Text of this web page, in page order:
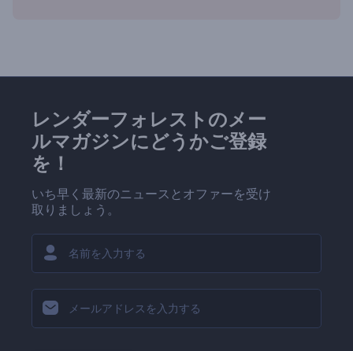
レンダーフォレストのメー
ルマガジンにどうかご登録
を！
いち早く最新のニュースとオファーを受け
取りましょう。